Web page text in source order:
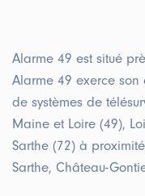
Alarme 49 est situé
Alarme 49 exerce
de systèmes de
Maine et Loire (49),
Sarthe (72) à
Sarthe, Château-